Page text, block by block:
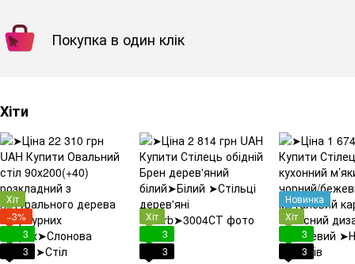
Покупка в один клік
Хіти
Хіт
−3%
3
3
Хіт
3
3
Новинка
Хіт
3
3